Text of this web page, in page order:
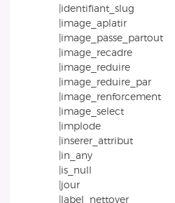
|identifiant_slug
|image_aplatir
|image_passe_partout
|image_recadre
|image_reduire
|image_reduire_par
|image_renforcement
|image_select
|implode
|inserer_attribut
|in_any
|is_null
|jour
|label_nettoyer